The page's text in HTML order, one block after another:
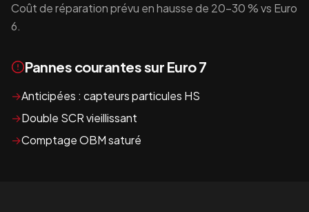
Coût de réparation prévu en hausse de 20-30 % vs Euro
6.
Pannes courantes sur Euro 7
→Anticipées : capteurs particules HS
→Double SCR vieillissant
→Comptage OBM saturé